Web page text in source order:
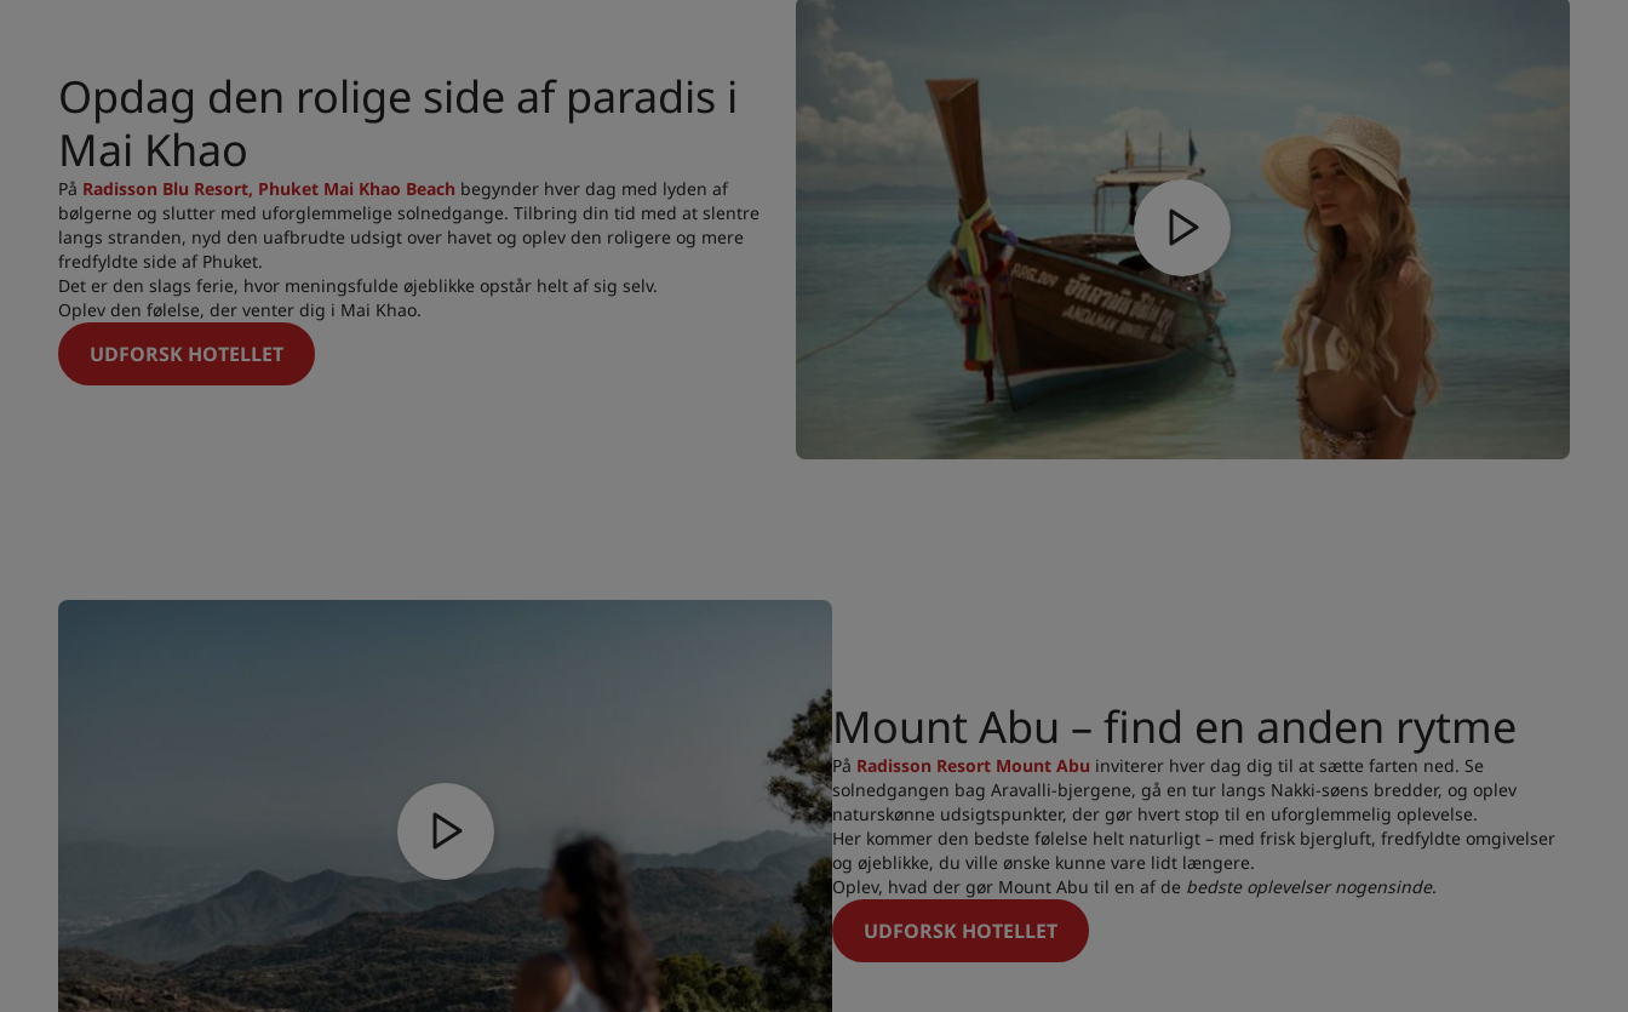
Opdag den rolige side af paradis i
Mai Khao
På Radisson Blu Resort, Phuket Mai Khao Beach begynder hver dag med lyden af
bølgerne og slutter med uforglemmelige solnedgange. Tilbring din tid med at slentre
langs stranden, nyd den uafbrudte udsigt over havet og oplev den roligere og mere
fredfyldte side af Phuket.
Det er den slags ferie, hvor meningsfulde øjeblikke opstår helt af sig selv.
Oplev den følelse, der venter dig i Mai Khao.
UDFORSK HOTELLET
Mount Abu – find en anden rytme
På Radisson Resort Mount Abu inviterer hver dag dig til at sætte farten ned. Se
solnedgangen bag Aravalli-bjergene, gå en tur langs Nakki-søens bredder, og oplev
naturskønne udsigtspunkter, der gør hvert stop til en uforglemmelig oplevelse.
Her kommer den bedste følelse helt naturligt – med frisk bjergluft, fredfyldte omgivelser
og øjeblikke, du ville ønske kunne vare lidt længere.
Oplev, hvad der gør Mount Abu til en af de bedste oplevelser nogensinde.
UDFORSK HOTELLET